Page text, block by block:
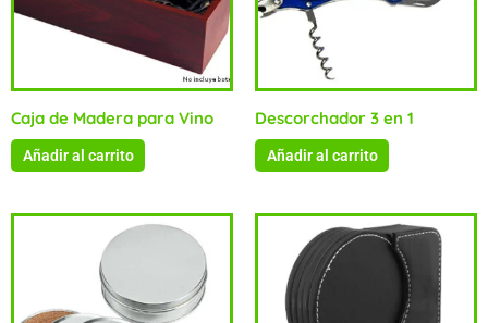
Caja de Madera para Vino
Añadir al carrito
Descorchador 3 en 1
Añadir al carrito